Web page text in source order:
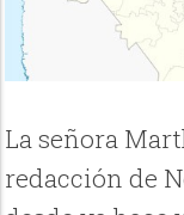
La señora
redacción de